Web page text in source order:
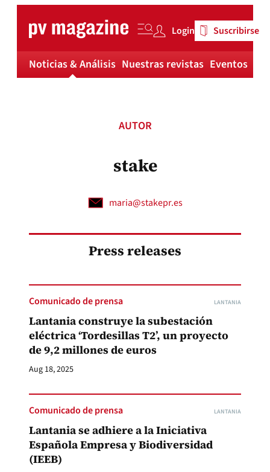
content
Login Suscribirse
Noticias & Análisis Nuestras revistas Eventos
AUTOR
stake
maria@stakepr.es
Press releases
Comunicado de prensa LANTANIA
Lantania construye la subestación
eléctrica ‘Tordesillas T2’, un proyecto
de 9,2 millones de euros
Aug 18, 2025
Comunicado de prensa LANTANIA
Lantania se adhiere a la Iniciativa
Española Empresa y Biodiversidad
(IEEB)